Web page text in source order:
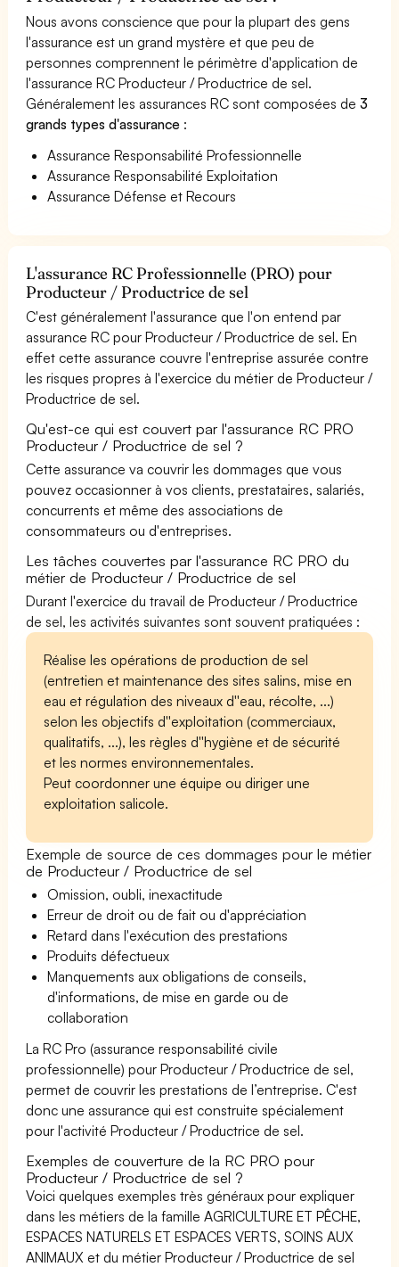
Nous avons conscience que pour la plupart des gens
l'assurance est un grand mystère et que peu de
personnes comprennent le périmètre d'application de
l'assurance RC Producteur / Productrice de sel.
Généralement les assurances RC sont composées de3
grands types d'assurance :
Assurance Responsabilité Professionnelle
Assurance Responsabilité Exploitation
Assurance Défense et Recours
L'assurance RC Professionnelle (PRO) pour
Producteur / Productrice de sel
C'est généralement l'assurance que l'on entend par
assurance RC pour Producteur / Productrice de sel. En
effet cette assurance couvre l'entreprise assurée contre
les risques propres à l'exercice du métier de Producteur /
Productrice de sel.
Qu'est-ce qui est couvert par l'assurance RC PRO
Producteur / Productrice de sel ?
Cette assurance va couvrir les dommages que vous
pouvez occasionner à vos clients, prestataires, salariés,
concurrents et même des associations de
consommateurs ou d'entreprises.
Les tâches couvertes par l'assurance RC PRO du
métier de Producteur / Productrice de sel
Durant l'exercice du travail de Producteur / Productrice
de sel, les activités suivantes sont souvent pratiquées :
Réalise les opérations de production de sel
(entretien et maintenance des sites salins, mise en
eau et régulation des niveaux d''eau, récolte, ...)
selon les objectifs d''exploitation (commerciaux,
qualitatifs, ...), les règles d''hygiène et de sécurité
et les normes environnementales.
Peut coordonner une équipe ou diriger une
exploitation salicole.
Exemple de source de ces dommages pour le métier
de Producteur / Productrice de sel
Omission, oubli, inexactitude
Erreur de droit ou de fait ou d'appréciation
Retard dans l'exécution des prestations
Produits défectueux
Manquements aux obligations de conseils,
d'informations, de mise en garde ou de
collaboration
La RC Pro (assurance responsabilité civile
professionnelle) pour Producteur / Productrice de sel,
permet de couvrir les prestations de l’entreprise. C'est
donc une assurance qui est construite spécialement
pour l'activité Producteur / Productrice de sel.
Exemples de couverture de la RC PRO pour
Producteur / Productrice de sel ?
Voici quelques exemples très généraux pour expliquer
dans les métiers de la famille AGRICULTURE ET PÊCHE,
ESPACES NATURELS ET ESPACES VERTS, SOINS AUX
ANIMAUX et du métier Producteur / Productrice de sel